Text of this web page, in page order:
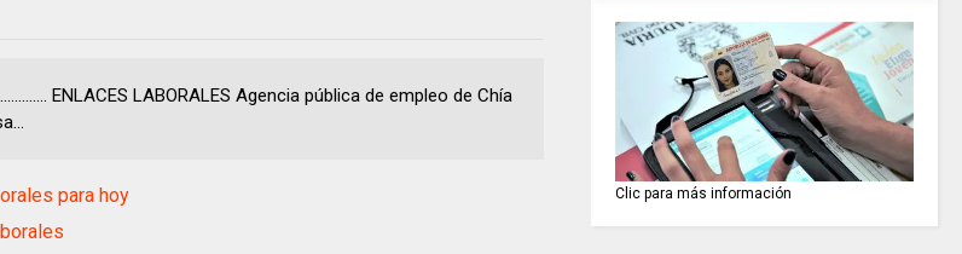
ENLACES LABORALES Agencia pública de empleo de Chía
para hoy
Clic para más información